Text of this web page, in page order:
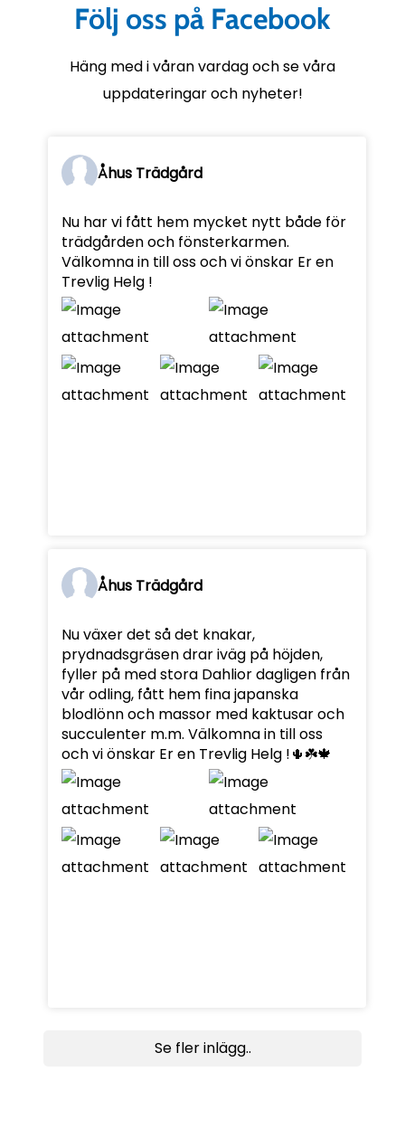
Följ oss på Facebook
Häng med i våran vardag och se våra
uppdateringar och nyheter!
Åhus Trädgård
Nu har vi fått hem mycket nytt både för
trädgården och fönsterkarmen.
Välkomna in till oss och vi önskar Er en
Trevlig Helg !
Åhus Trädgård
Nu växer det så det knakar,
prydnadsgräsen drar iväg på höjden,
fyller på med stora Dahlior dagligen från
vår odling, fått hem fina japanska
blodlönn och massor med kaktusar och
succulenter m.m. Välkomna in till oss
och vi önskar Er en Trevlig Helg !🌵☘️🍁
Se fler inlägg..